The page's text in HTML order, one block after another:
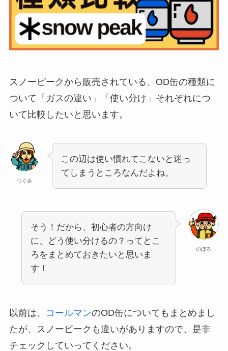
スノーピークから販売されている、OD缶の種類に
ついて「ガスの違い」「使い分け」それぞれにつ
いて比較したいと思います。
つぐみ
この辺は使い慣れてこないと迷っ
てしまうところなんだよね。
のぼる
そう！だから、初心者の方向け
に、どう使い分けるの？ってとこ
ろをまとめておきたいと思いま
す！
以前は、 コールマンのOD缶についてもまとめまし
たが、スノーピークも違いがありますので、是非
チェックしていってください。